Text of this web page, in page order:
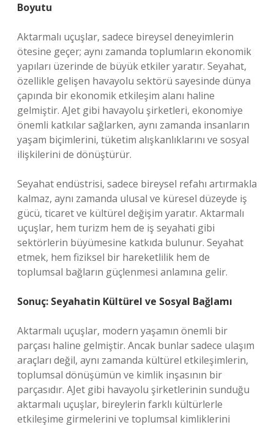
Boyutu
Aktarmalı uçuşlar, sadece bireysel deneyimlerin
ötesine geçer; aynı zamanda toplumların ekonomik
yapıları üzerinde de büyük etkiler yaratır. Seyahat,
özellikle gelişen havayolu sektörü sayesinde dünya
çapında bir ekonomik etkileşim alanı haline
gelmiştir. AJet gibi havayolu şirketleri, ekonomiye
önemli katkılar sağlarken, aynı zamanda insanların
yaşam biçimlerini, tüketim alışkanlıklarını ve sosyal
ilişkilerini de dönüştürür.
Seyahat endüstrisi, sadece bireysel refahı artırmakla
kalmaz, aynı zamanda ulusal ve küresel düzeyde iş
gücü, ticaret ve kültürel değişim yaratır. Aktarmalı
uçuşlar, hem turizm hem de iş seyahati gibi
sektörlerin büyümesine katkıda bulunur. Seyahat
etmek, hem fiziksel bir hareketlilik hem de
toplumsal bağların güçlenmesi anlamına gelir.
Sonuç: Seyahatin Kültürel ve Sosyal Bağlamı
Aktarmalı uçuşlar, modern yaşamın önemli bir
parçası haline gelmiştir. Ancak bunlar sadece ulaşım
araçları değil, aynı zamanda kültürel etkileşimlerin,
toplumsal dönüşümün ve kimlik inşasının bir
parçasıdır. AJet gibi havayolu şirketlerinin sunduğu
aktarmalı uçuşlar, bireylerin farklı kültürlerle
etkileşime girmelerini ve toplumsal kimliklerini